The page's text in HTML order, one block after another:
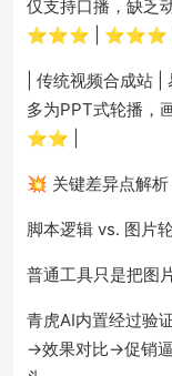
仅支持口播，缺乏
⭐⭐⭐ | ⭐⭐⭐ |
| 传统视频合成站
多为PPT式轮播，
⭐⭐ |
💥 关键差异点解析
脚本逻辑 vs. 图片
普通工具只是把图
青虎AI内置经过验
→效果对比→促销